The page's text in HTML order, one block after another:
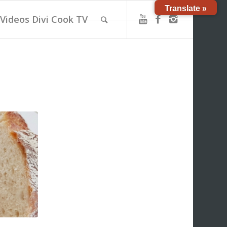
Videos Divi Cook TV
Translate »